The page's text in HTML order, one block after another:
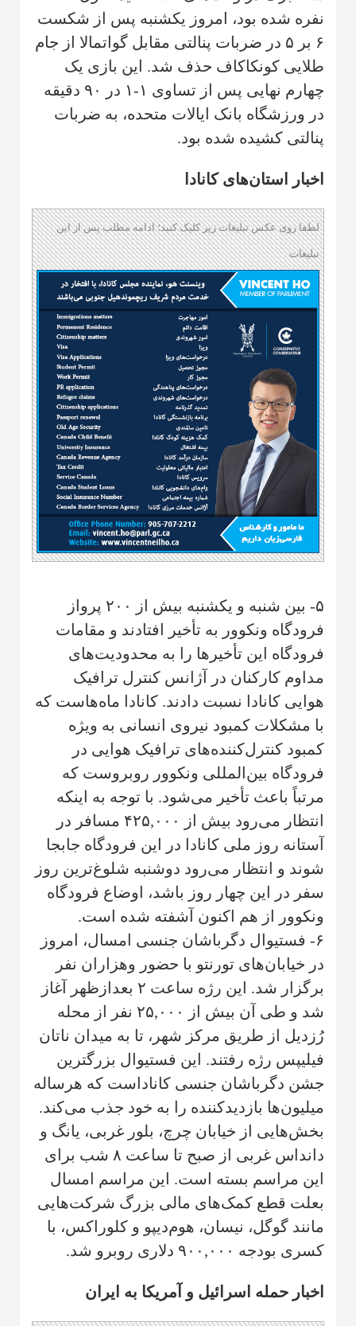
نفره شده بود، امروز یکشنبه پس از شکست
۶ بر ۵ در ضربات پنالتی مقابل گواتمالا از جام
طلایی کونکاکاف حذف شد. این بازی یک
چهارم نهایی پس از تساوی ۱-۱ در ۹۰ دقیقه
در ورزشگاه بانک ایالات متحده، به ضربات
پنالتی کشیده شده بود.
اخبار استان‌های کانادا
لطفا روی عکس تبلیغات زیر کلیک کنید؛ ادامه مطلب پس از این
تبلیغات
۵- بین شنبه و یکشنبه بیش از ۲۰۰ پرواز
فرودگاه ونکوور به تأخیر افتادند و مقامات
فرودگاه این تأخیرها را به محدودیت‌های
مداوم کارکنان در آژانس کنترل ترافیک
هوایی کانادا نسبت دادند. کانادا ماه‌هاست که
با مشکلات کمبود نیروی انسانی به ویژه
کمبود کنترل‌کننده‌های ترافیک هوایی در
فرودگاه بین‌المللی ونکوور روبروست که
مرتباً باعث تأخیر می‌شود. با توجه به اینکه
انتظار می‌رود بیش از ۴۲۵,۰۰۰ مسافر در
آستانه روز ملی کانادا در این فرودگاه جابجا
شوند و انتظار می‌رود دوشنبه شلوغ‌ترین روز
سفر در این چهار روز باشد، اوضاع فرودگاه
ونکوور از هم اکنون آشفته شده است.
۶- فستیوال دگرباشان جنسی امسال، امروز
در خیابان‌های تورنتو با حضور وهزاران نفر
برگزار شد. این رژه ساعت ۲ بعدازظهر آغاز
شد و طی آن بیش از ۲۵,۰۰۰ نفر از محله
رُزدیل از طریق مرکز شهر، تا به میدان ناتان
فیلیپس رژه رفتند. این فستیوال بزرگترین
جشن دگرباشان جنسی کاناداست که هرساله
میلیون‌ها بازدیدکننده را به خود جذب می‌کند.
بخش‌هایی از خیابان چرچ، بلور غربی، یانگ و
دانداس غربی از صبح تا ساعت ۸ شب برای
این مراسم بسته است. این مراسم امسال
بعلت قطع کمک‌های مالی بزرگ شرکت‌هایی
مانند گوگل، نیسان، هوم‌دیپو و کلوراکس، با
کسری بودجه ۹۰۰,۰۰۰ دلاری روبرو شد.
اخبار حمله اسرائیل و آمریکا به ایران